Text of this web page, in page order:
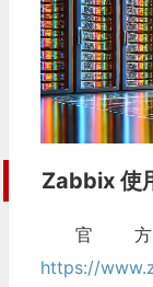
Zabbix 使
官
https://